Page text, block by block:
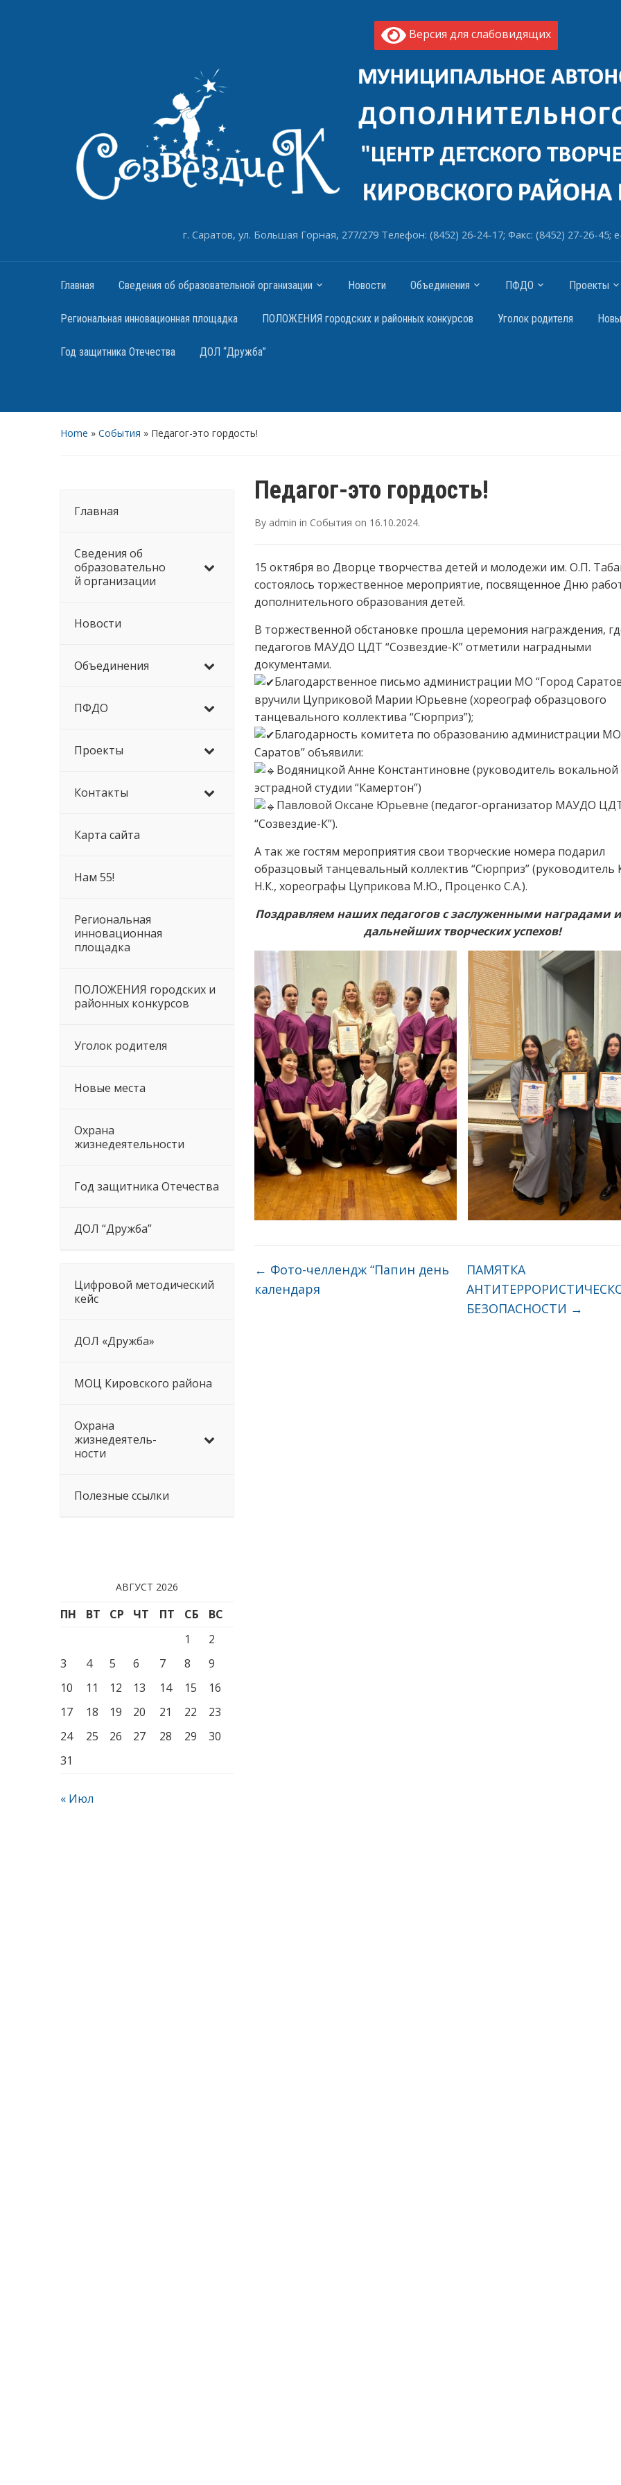
Версия для слабовидящих
г. Саратов, ул. Большая Горная, 277/279 Телефон: (8452) 26-24-17; Факс: (8452) 27-26-45;
Главная Сведения об образовательной организации Новости Объединения ПФДО Проекты
Региональная инновационная площадка ПОЛОЖЕНИЯ городских и районных конкурсов Уголок родителя
Год защитника Отечества ДОЛ “Дружба”
Home » События » Педагог-это гордость!
Главная
Сведения об
образовательно
й организации
Новости
Объединения
ПФДО
Проекты
Контакты
Карта сайта
Нам 55!
Региональная
инновационная
площадка
ПОЛОЖЕНИЯ городских и
районных конкурсов
Уголок родителя
Новые места
Охрана
жизнедеятельности
Год защитника Отечества
ДОЛ “Дружба”
Цифровой методический
кейс
ДОЛ «Дружба»
МОЦ Кировского района
Охрана
жизнедеятель-
ности
Полезные ссылки
АВГУСТ 2026
ПН ВТ СР ЧТ ПТ СБ
ВС
1
2
3
4 5 6 7 8
9
10
11 12 13 14 15
16
17
18 19 20 21 22
23
24
25 26 27 28 29
30
31
« Июл
Педагог-это гордость!
By admin in События on 16.10.2024.
15 октября во Дворце творчества детей и молодежи им. О.П.
состоялось торжественное мероприятие, посвященное Дню
дополнительного образования детей.
В торжественной обстановке прошла церемония награждения,
педагогов МАУДО ЦДТ “Созвездие-К” отметили наградными
документами.
Благодарственное письмо администрации МО “Город
вручили Цуприковой Марии Юрьевне (хореограф образцового
танцевального коллектива “Сюрприз”);
Благодарность комитета по образованию администрации
Саратов” объявили:
Водяницкой Анне Константиновне (руководитель вокальной
эстрадной студии “Камертон”)
Павловой Оксане Юрьевне (педагог-организатор МАУДО
“Созвездие-К”).
А так же гостям мероприятия свои творческие номера подарил
образцовый танцевальный коллектив “Сюрприз” (руководитель
Н.К., хореографы Цуприкова М.Ю., Проценко С.А.).
Поздравляем наших педагогов с заслуженными наградами
дальнейших творческих успехов!
← Фото-челлендж “Папин день
календаря
ПАМЯТКА
БЕЗОПАСНОСТИ →